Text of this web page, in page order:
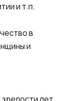
и т.п.
в
и